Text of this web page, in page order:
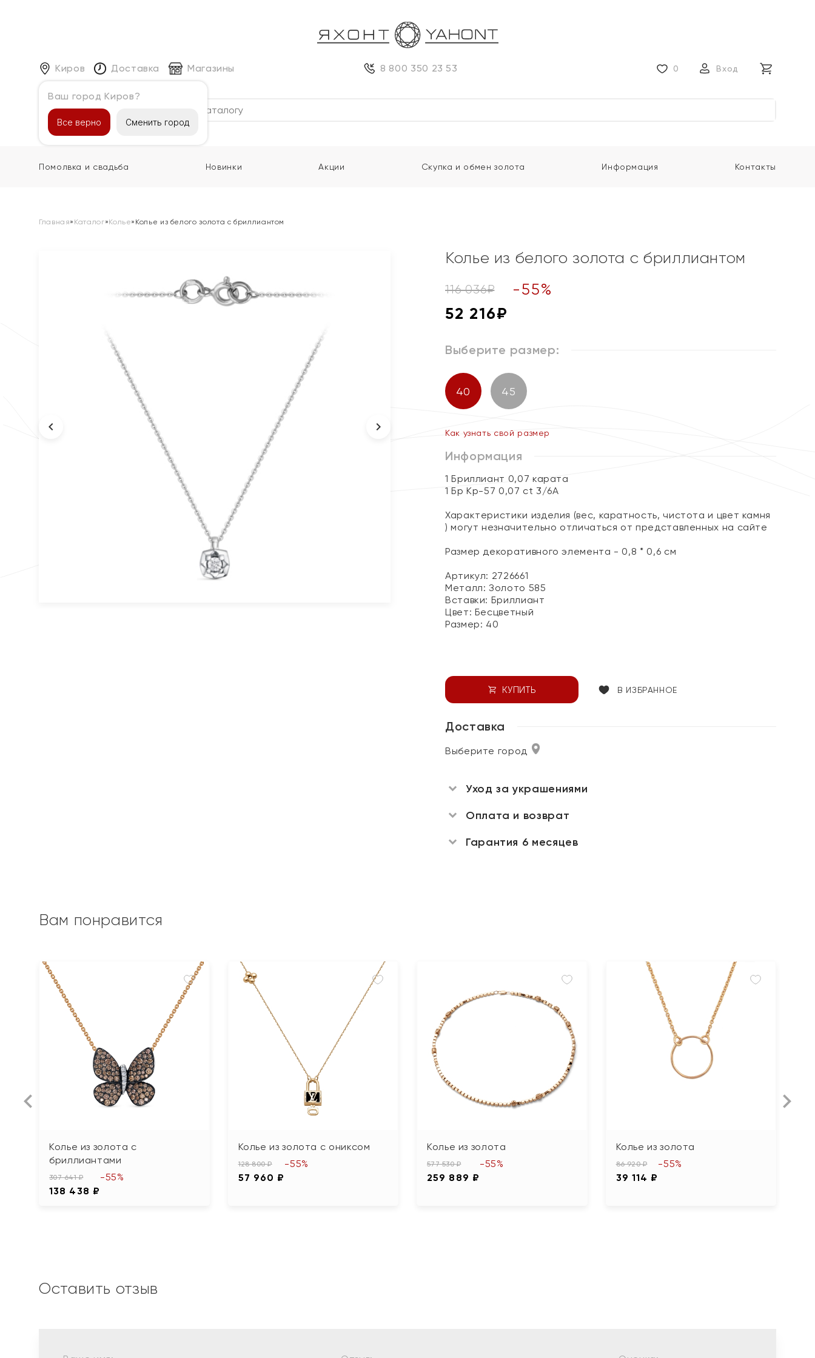
Киров
Ваш город Киров?
Все верно Сменить город
Доставка Магазины 8 800 350 23 53 0 Вход
Каталог
Помолвка и свадьба Новинки Акции Скупка и обмен золота Информация Контакты
Главная» Каталог»Колье» Колье из белого золота с бриллиантом
Колье из белого золота с бриллиантом
116 036₽ -55%
52 216₽
Выберите размер:
40 45
Как узнать свой размер
Информация
1 Бриллиант 0,07 карата
1 Бр Кр-57 0,07 ct 3/6А
Характеристики изделия (вес, каратность, чистота и цвет камня
) могут незначительно отличаться от представленных на сайте
Размер декоративного элемента - 0,8 * 0,6 см
Артикул: 2726661
Металл:Золото 585
Вставки: Бриллиант
Цвет: Бесцветный
Размер: 40
КУПИТЬ В ИЗБРАННОЕ
Доставка
Выберите город
Уход за украшениями
Оплата и возврат
Гарантия 6 месяцев
Вам понравится
Колье из золота с
бриллиантами
307 641 ₽
138 438 ₽
-55%
Колье из золота с ониксом
128 800 ₽
57 960 ₽
-55%
Колье из золота
577 530 ₽
259 889 ₽
-55%
Колье из золота
86 920 ₽
39 114 ₽
-55%
Оставить отзыв